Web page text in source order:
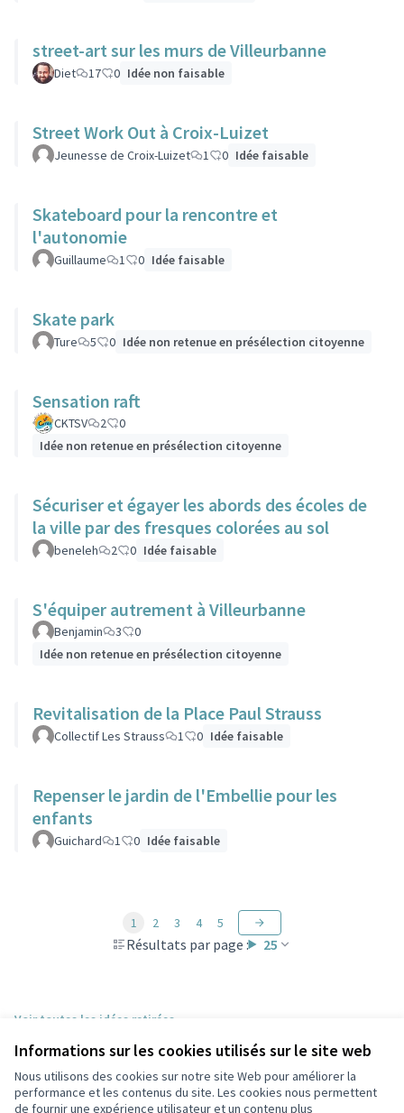
Informations sur les cookies utilisés sur le site web
Nous utilisons des cookies sur notre site Web pour améliorer la
performance et les contenus du site. Les cookies nous permettent
de fournir une expérience utilisateur et un contenu plus
street-art sur les murs de Villeurbanne
Diet 17 0 Idée non faisable
Street Work Out à Croix-Luizet
Jeunesse de Croix-Luizet 1 0 Idée faisable
Skateboard pour la rencontre et
l'autonomie
Guillaume 1 0 Idée faisable
Skate park
Ture 5 0 Idée non retenue en présélection citoyenne
Sensation raft
CKTSV 2
0
Idée non retenue en présélection citoyenne
Sécuriser et égayer les abords des écoles de
la ville par des fresques colorées au sol
beneleh 2 0 Idée faisable
S'équiper autrement à Villeurbanne
Benjamin 3
0
Idée non retenue en présélection citoyenne
Revitalisation de la Place Paul Strauss
Collectif Les Strauss 1 0 Idée faisable
Repenser le jardin de l'Embellie pour les
enfants
Guichard 1 0 Idée faisable
Résultats par page : 25
1 2 3 4 5
Voir toutes les idées retirées
Conditions d'utilisation
Paramètres des cookies